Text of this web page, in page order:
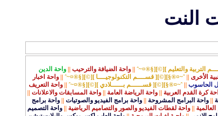
النت
التربية والتعليم ][©][§®¤~ˆ ||واحة الضيافة والترحيب ||واحة الدين
الأخرى || ˆ~¤®§][©][ قســــم التكنولوجيــــا ][©][§®¤~ˆ || واحة اخبار
الحاسوب ||ˆ~¤®§][©][ قســــــم بــــــلادي ][©][§®¤~ˆ ||واحة التعريف
كرة القدم العربية || واحة الرياضة العامة || واحة المسابقات والاعلانات ||
|| واحة البرامج المشروحة || واحة برامج الفيديو والصوتيات || واحة برامج
|| واحة لقطات الفيديو والصور والتصاميم الرياضية || واحة التصميم